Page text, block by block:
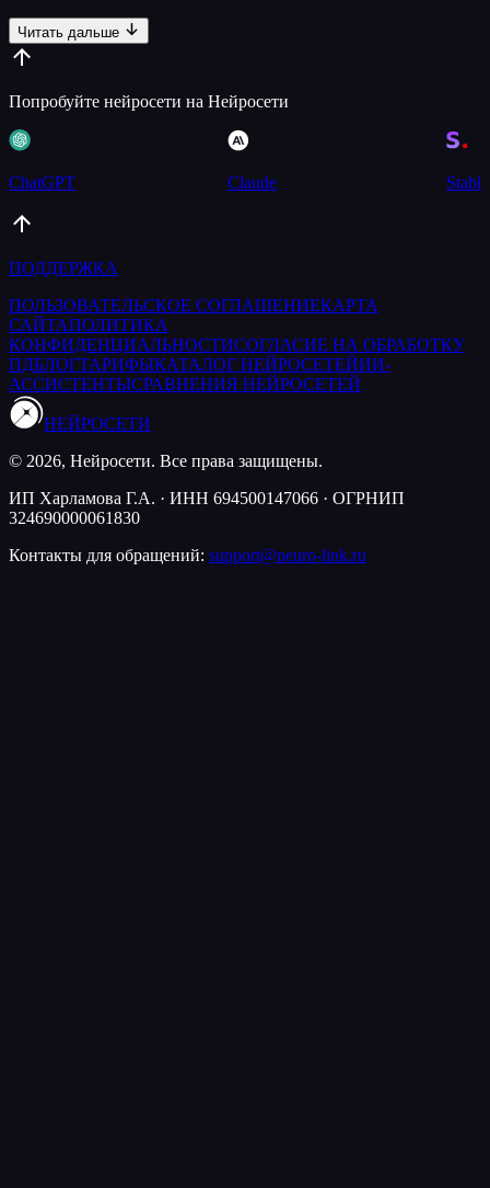
Читать дальше
Попробуйте нейросети на Нейросети
ChatGPT Claude
ПОДДЕРЖКА
ПОЛЬЗОВАТЕЛЬСКОЕ СОГЛАШЕНИЕКАРТА
САЙТАПОЛИТИКА
КОНФИДЕНЦИАЛЬНОСТИСОГЛАСИЕ НА ОБРАБОТКУ
ПДБЛОГТАРИФЫКАТАЛОГ НЕЙРОСЕТЕЙИИ-
АССИСТЕНТЫСРАВНЕНИЯ НЕЙРОСЕТЕЙ
НЕЙРОСЕТИ
© 2026, Нейросети. Все права защищены.
ИП Харламова Г.А. · ИНН 694500147066 · ОГРНИП
324690000061830
Контакты для обращений: support@neuro-link.ru